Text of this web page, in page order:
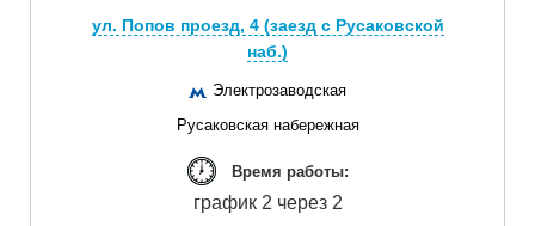
ул. Попов проезд, 4 (заезд с Русаковской
наб.)
Электрозаводская
Русаковская набережная
Время работы:
график 2 через 2